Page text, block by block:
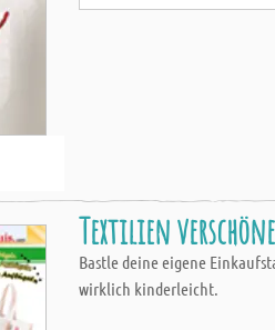
Textilien
Bastle deine eigene
wirklich kinderleicht.